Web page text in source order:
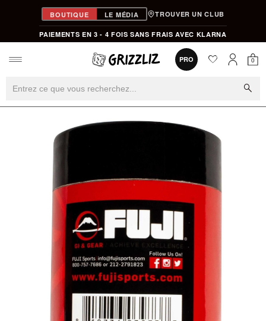
BOUTIQUE LE MÉDIA TROUVER UN CLUB
PAIEMENTS EN 3 - 4 FOIS SANS FRAIS AVEC KLARNA
PRO favorite0
0
search